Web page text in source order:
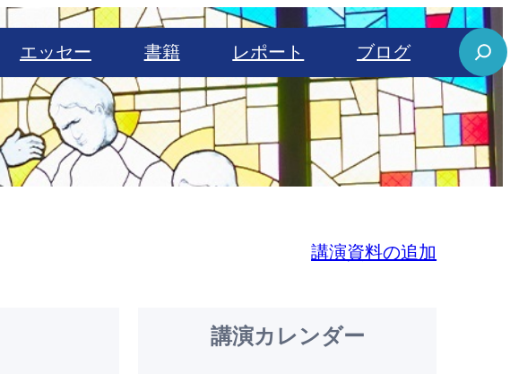
エッセー 書籍 レポート ブログ
S
e
a
r
c
講演資料の追加
講演カレンダー